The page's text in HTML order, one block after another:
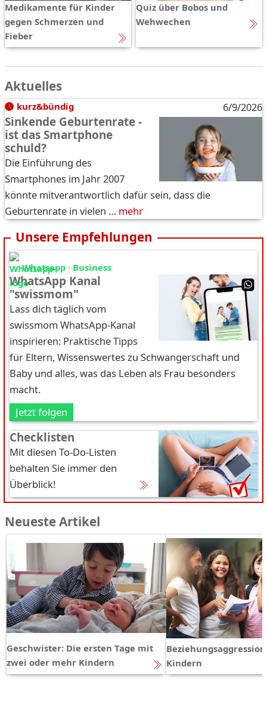
Medikamente für Kinder
gegen Schmerzen und
Fieber
Quiz über Bobos und
Wehwechen
Aktuelles
kurz&bündig 6/9/2026
Sinkende Geburtenrate -
ist das Smartphone
schuld?
Die Einführung des
Smartphones im Jahr 2007
könnte mitverantwortlich dafür sein, dass die
Geburtenrate in vielen … mehr
Unsere Empfehlungen
Whatsapp · Business
WhatsApp Kanal
"swissmom"
Lass dich täglich vom
swissmom WhatsApp-Kanal
inspirieren: Praktische Tipps
für Eltern, Wissenswertes zu Schwangerschaft und
Baby und alles, was das Leben als Frau besonders
macht.
Jetzt folgen
Checklisten
Mit diesen To-Do-Listen
behalten Sie immer den
Überblick!
Neueste Artikel
Geschwister: Die ersten Tage mit
zwei oder mehr Kindern
Kindern